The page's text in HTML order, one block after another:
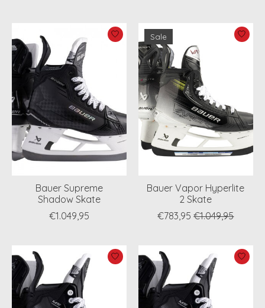
Bauer Supreme
Shadow Skate
€1.049,95
Sale
Bauer Vapor Hyperlite
2 Skate
€783,95 €1.049,95